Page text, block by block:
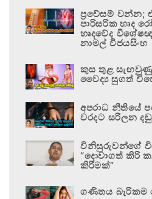
ප්‍රවේසම්
පාරිසරික හෘද
හෘදවේද
නාමල් විජයසිංහ
කුස තුළ
වෛද්‍ය සුගත්
අපරාධ නීතියේ
වරදට සරිලන
විනිසුරුවන්ගේ
“දොවාගත් කිරි
කිරීමක්”
ගණිතය බැරිකම